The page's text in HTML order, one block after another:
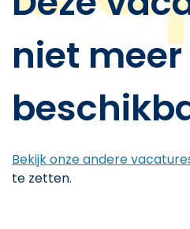
niet meer
Bekijk onze andere
te zetten.